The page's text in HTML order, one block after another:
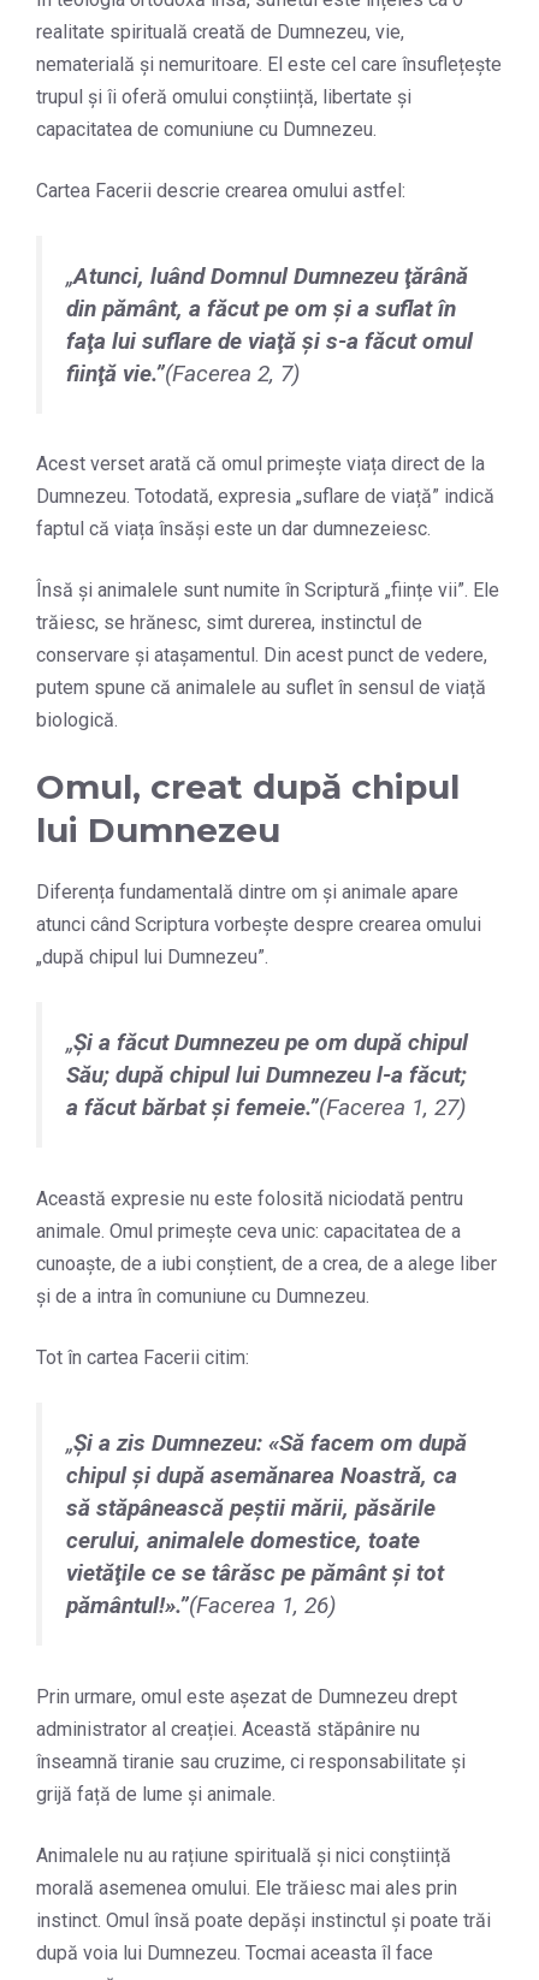
realitate spirituală creată de Dumnezeu, vie,
nematerială și nemuritoare. El este cel care însuflețește
trupul și îi oferă omului conștiință, libertate și
capacitatea de comuniune cu Dumnezeu.
Cartea Facerii descrie crearea omului astfel:
„Atunci, luând Domnul Dumnezeu ţărână
din pământ, a făcut pe om şi a suflat în
faţa lui suflare de viaţă şi s-a făcut omul
fiinţă vie.”(Facerea 2, 7)
Acest verset arată că omul primește viața direct de la
Dumnezeu. Totodată, expresia „suflare de viață” indică
faptul că viața însăși este un dar dumnezeiesc.
Însă și animalele sunt numite în Scriptură „ființe vii”. Ele
trăiesc, se hrănesc, simt durerea, instinctul de
conservare și atașamentul. Din acest punct de vedere,
putem spune că animalele au suflet în sensul de viață
biologică.
Omul, creat după chipul
lui Dumnezeu
Diferența fundamentală dintre om și animale apare
atunci când Scriptura vorbește despre crearea omului
„după chipul lui Dumnezeu”.
„Şi a făcut Dumnezeu pe om după chipul
Său; după chipul lui Dumnezeu l-a făcut;
a făcut bărbat şi femeie.”(Facerea 1, 27)
Această expresie nu este folosită niciodată pentru
animale. Omul primește ceva unic: capacitatea de a
cunoaște, de a iubi conștient, de a crea, de a alege liber
și de a intra în comuniune cu Dumnezeu.
Tot în cartea Facerii citim:
„Şi a zis Dumnezeu: «Să facem om după
chipul şi după asemănarea Noastră, ca
să stăpânească peştii mării, păsările
cerului, animalele domestice, toate
vietăţile ce se târăsc pe pământ şi tot
pământul!».”(Facerea 1, 26)
Prin urmare, omul este așezat de Dumnezeu drept
administrator al creației. Această stăpânire nu
înseamnă tiranie sau cruzime, ci responsabilitate și
grijă față de lume și animale.
Animalele nu au rațiune spirituală și nici conștiință
morală asemenea omului. Ele trăiesc mai ales prin
instinct. Omul însă poate depăși instinctul și poate trăi
după voia lui Dumnezeu. Tocmai aceasta îl face